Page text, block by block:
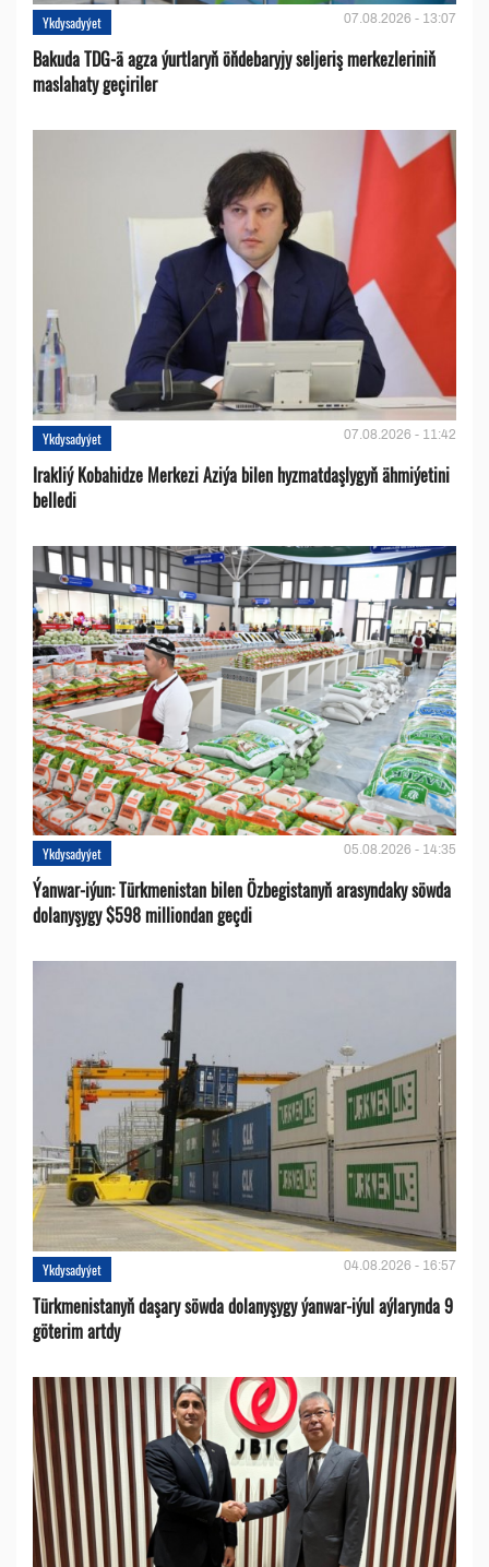
Ykdysadyýet 07.08.2026 - 13:07
Bakuda TDG-ä agza ýurtlaryň öňdebaryjy seljeriş merkezleriniň
maslahaty geçiriler
Ykdysadyýet 07.08.2026 - 11:42
Irakliý Kobahidze Merkezi Aziýa bilen hyzmatdaşlygyň ähmiýetini
belledi
Ykdysadyýet 05.08.2026 - 14:35
Ýanwar-iýun: Türkmenistan bilen Özbegistanyň arasyndaky söwda
dolanyşygy $598 milliondan geçdi
Ykdysadyýet 04.08.2026 - 16:57
Türkmenistanyň daşary söwda dolanyşygy ýanwar-iýul aýlarynda 9
göterim artdy